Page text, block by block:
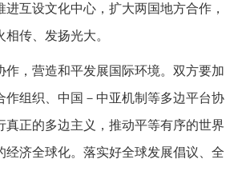
互设文化中心，扩大两国地方合作，
传、发扬光大。
，营造和平发展国际环境。双方要加
作组织、中国－中亚机制等多边平台协
真正的多边主义，推动平等有序的世界
经济全球化。落实好全球发展倡议、全